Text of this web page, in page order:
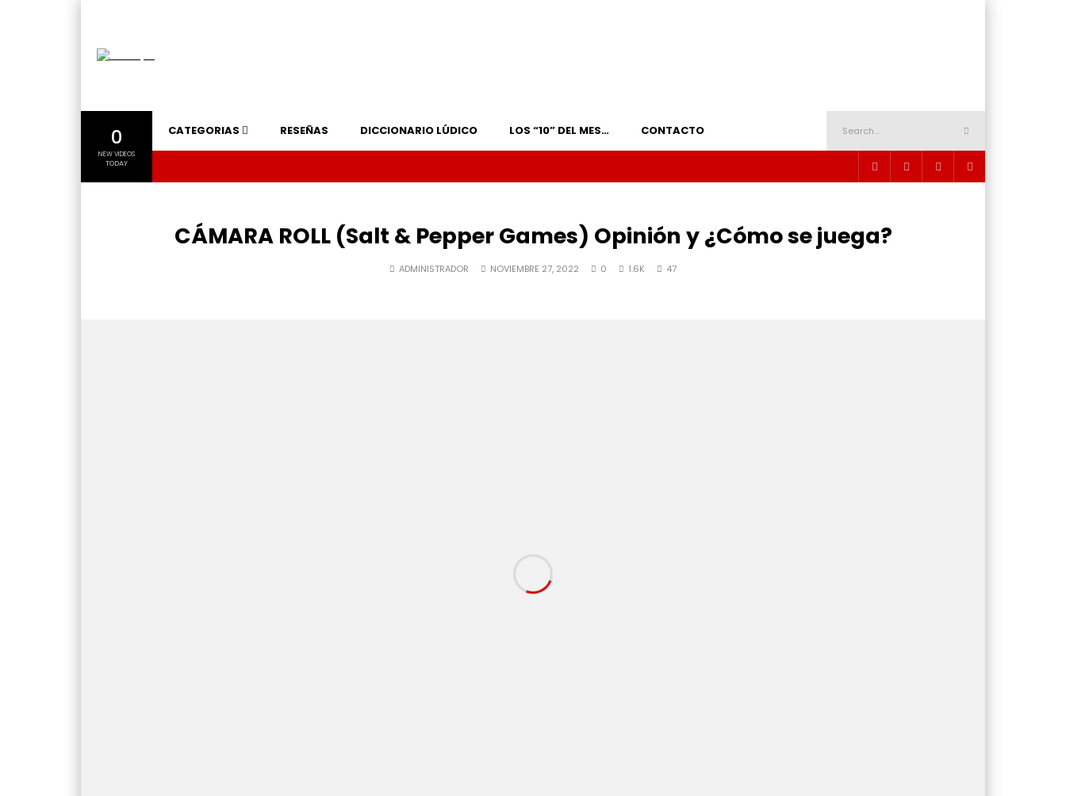
0
NEW VIDEOS
TODAY
CATEGORIAS RESEÑAS DICCIONARIO LÚDICO LOS “10” DEL MES… CONTACTO
CÁMARA ROLL (Salt & Pepper Games) Opinión y ¿Cómo se juega?
ADMINISTRADOR NOVIEMBRE 27, 2022 0 1.6K 47